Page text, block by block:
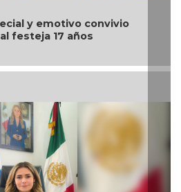
Nahle encabeza en
para impulsar el
región norte